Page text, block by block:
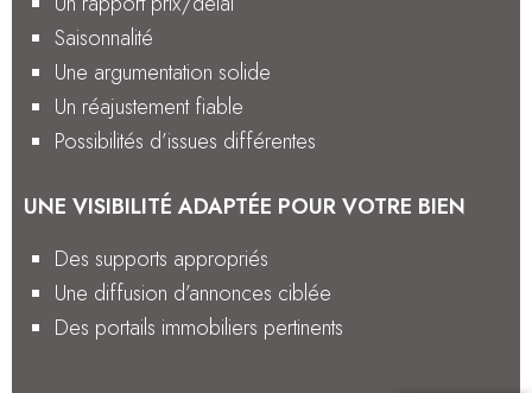
Saisonnalité
Une argumentation solide
Un réajustement fiable
Possibilités d’issues différentes
UNE VISIBILITÉ ADAPTÉE POUR VOTRE BIEN
Des supports appropriés
Une diffusion d’annonces ciblée
Des portails immobiliers pertinents